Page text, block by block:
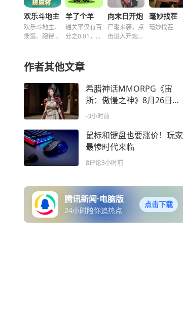
欢乐斗地主
欢乐斗地主、
掼蛋、跑得
羊了个羊
通关率仅有百
分之0.01，快
向末日开炮
尸潮来袭，点
击进入开炮宇
毫妙找茬
毫妙找茬
作者其他文章
希腊神话MMORPG《宙
斯：傲慢之神》8月26日上
市
-3小时前
鼠标和键盘也要涨价！玩家
最惨时代来临
8评论3小时前
腾讯新闻·电脑版
24小时陪你追热点
点击下载